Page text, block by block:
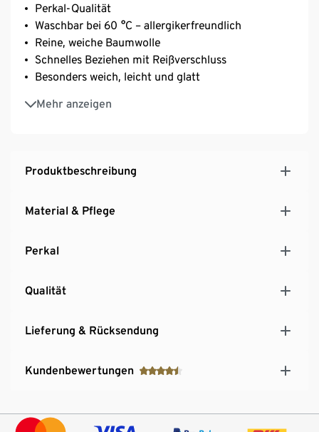
Perkal-Qualität
Waschbar bei 60 °C – allergikerfreundlich
Reine, weiche Baumwolle
Schnelles Beziehen mit Reißverschluss
Besonders weich, leicht und glatt
Mehr anzeigen
Feine, dicht gewebte Qualität
Temperaturausgleichend und saugfähig
Produktbeschreibung
Material & Pflege
Perkal
Qualität
Lieferung & Rücksendung
Kundenbewertungen